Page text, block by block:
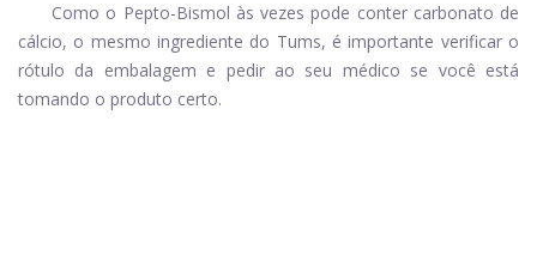
Como o Pepto-Bismol às vezes pode conter carbonato de
cálcio, o mesmo ingrediente do Tums, é importante verificar o
rótulo da embalagem e pedir ao seu médico se você está
tomando o produto certo.